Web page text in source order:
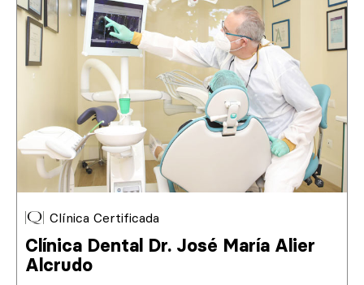
Clínica Certificada
Clínica Dental Dr. José María Alier
Alcrudo